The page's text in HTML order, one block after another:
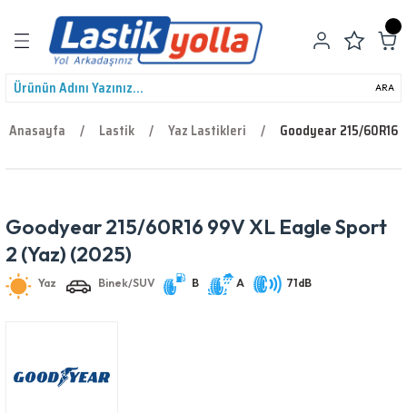
Geri Dön
ARA
Anasayfa Lastik Yaz Lastikleri Goodyear 215/60R16
Goodyear 215/60R16 99V XL Eagle Sport
2 (Yaz) (2025)
Yaz Binek/SUV B A 71dB